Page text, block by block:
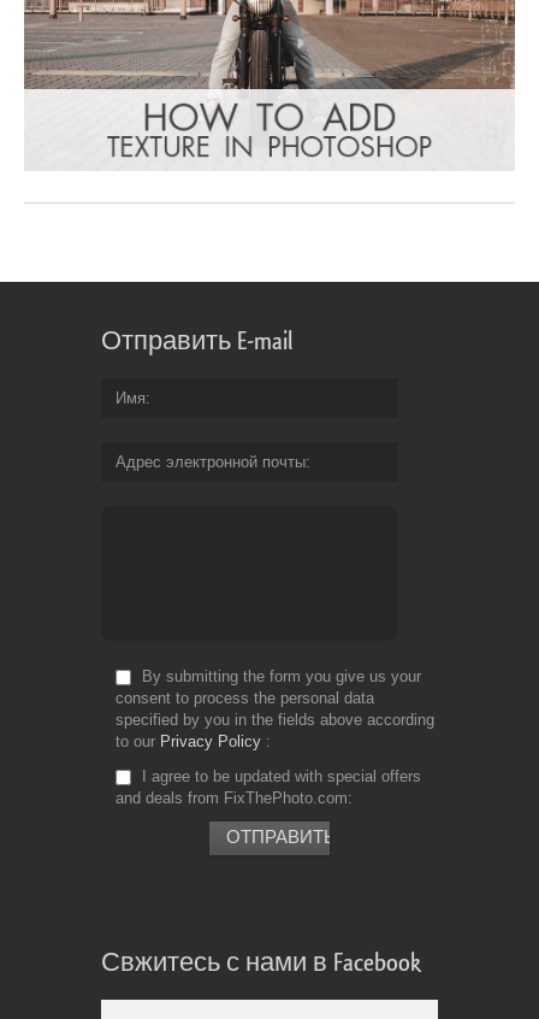
Отправить E-mail
Имя
Адрес электронной почты
By submitting the form you give us your
consent to process the personal data
specified by you in the fields above according
to our Privacy Policy
I agree to be updated with special offers
and deals from FixThePhoto.com
Свжитесь с нами в Facebook